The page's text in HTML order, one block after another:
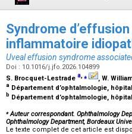
Syndrome
inflammatoire
Uveal effusion syndrome
Doi : 10.1016/j.jfo.2026.104899
S. Brocquet-Lestrade a,⁎ , W.
a Département d’ophtalmologie,
b Département d’ophtalmologie,
⁎Auteur correspondant. Ophthalmology
Ophthalmology Department, Bordeaux
Le texte complet de cet article est